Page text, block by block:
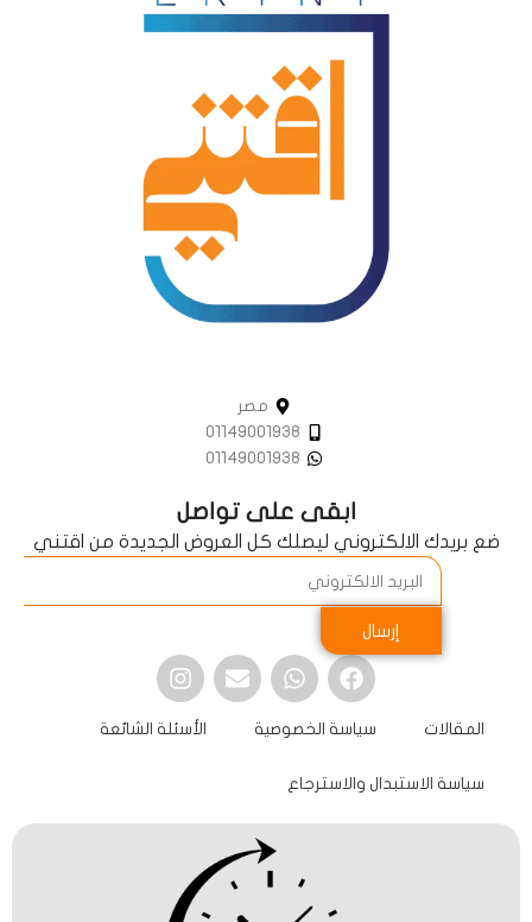
مصر
01149001938
01149001938
ابقى على تواصل
ضع بريدك الالكتروني ليصلك كل العروض الجديدة من اقتني
إرسال
المقالات سياسة الخصوصية الأسئلة الشائعة
سياسة الاستبدال والاسترجاع